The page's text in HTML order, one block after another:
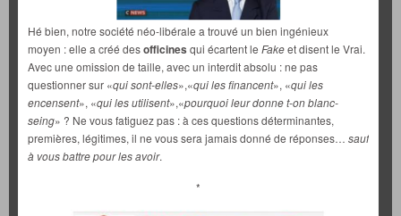
Hé bien, notre société néo-libérale a trouvé un bien ingénieux
moyen : elle a créé desofficines qui écartent le Fakeet disent le Vrai.
Avec une omission de taille, avec un interdit absolu : ne pas
questionner sur «qui sont-elles»,«qui les financent», «qui les
encensent», «qui les utilisent»,«pourquoi leur donne t-on blanc-
seing» ? Ne vous fatiguez pas : à ces questions déterminantes,
premières, légitimes, il ne vous sera jamais donné de réponses… sauf
à vous battre pour les avoir.
*